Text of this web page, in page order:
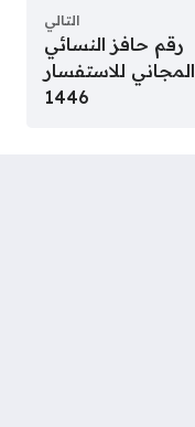
التالي
رقم حافز النسائي
المجاني للاستفسار
1446